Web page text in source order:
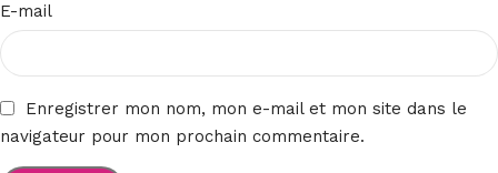
E-mail
Enregistrer mon nom, mon e-mail et mon site dans le
navigateur pour mon prochain commentaire.